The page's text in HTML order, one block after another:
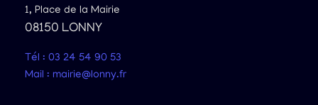
1, Place de la Mairie
08150 LONNY
Tél : 03 24 54 90 53
Mail : mairie@lonny.fr